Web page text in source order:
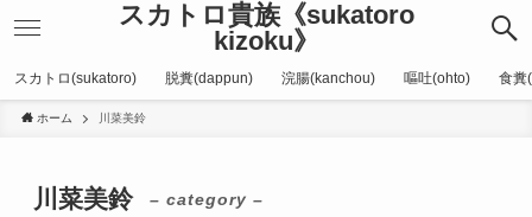
スカトロ貴族《sukatoro
kizoku》
スカトロ(sukatoro) 脱糞(dappun) 浣腸(kanchou) 嘔吐(ohto) 食糞
ホーム 川菜美鈴
川菜美鈴 – category –